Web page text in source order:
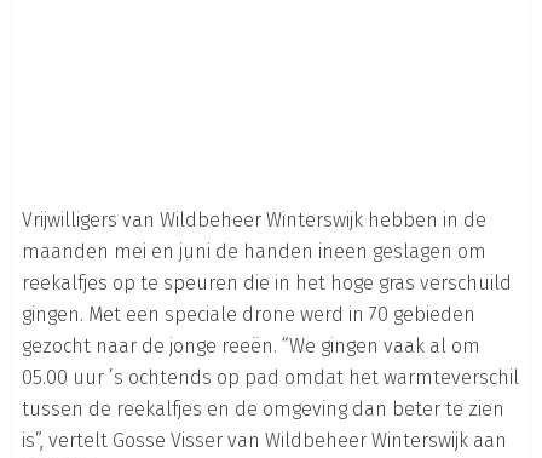
Vrijwilligers van Wildbeheer Winterswijk hebben in de
maanden mei en juni de handen ineen geslagen om
reekalfjes op te speuren die in het hoge gras verschuild
gingen. Met een speciale drone werd in 70 gebieden
gezocht naar de jonge reeën. “We gingen vaak al om
05.00 uur ’s ochtends op pad omdat het warmteverschil
tussen de reekalfjes en de omgeving dan beter te zien
is”, vertelt Gosse Visser van Wildbeheer Winterswijk aan